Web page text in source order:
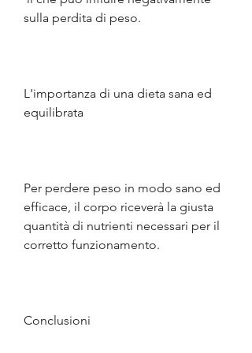
sulla perdita di peso.
L'importanza di una dieta sana ed
equilibrata
Per perdere peso in modo sano ed
efficace, il corpo riceverà la giusta
quantità di nutrienti necessari per il
corretto funzionamento.
Conclusioni